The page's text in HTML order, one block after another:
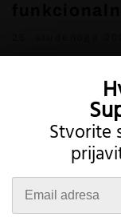
Stvorite